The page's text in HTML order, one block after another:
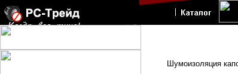
Шумоизоляция